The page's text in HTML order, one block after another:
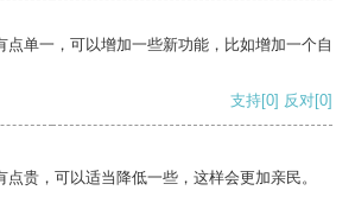
点单一，可以增加一些新功能，比如增加一个自
支持[0] 反对[0]
贵，可以适当降低一些，这样会更加亲民。